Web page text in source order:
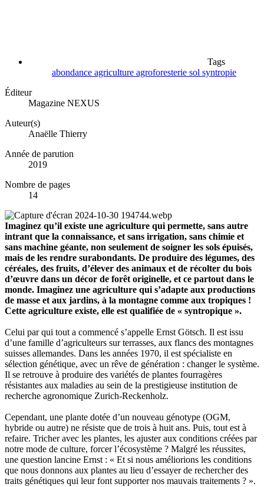
Tags
abondance agriculture agroforesterie sol syntropie
Éditeur
Magazine NEXUS
Auteur(s)
Anaëlle Thierry
Année de parution
2019
Nombre de pages
14
Imaginez qu’il existe une agriculture qui permette, sans autre
intrant que la connaissance, et sans irrigation, sans chimie et
sans machine géante, non seulement de soigner les sols épuisés,
mais de les rendre surabondants. De produire des légumes, des
céréales, des fruits, d’élever des animaux et de récolter du bois
d’œuvre dans un décor de forêt originelle, et ce partout dans le
monde. Imaginez une agriculture qui s’adapte aux productions
de masse et aux jardins, à la montagne comme aux tropiques !
Cette agriculture existe, elle est qualifiée de « syntropique ».
Celui par qui tout a commencé s’appelle Ernst Götsch. Il est issu
d’une famille d’agriculteurs sur terrasses, aux flancs des montagnes
suisses allemandes. Dans les années 1970, il est spécialiste en
sélection génétique, avec un rêve de génération : changer le système.
Il se retrouve à produire des variétés de plantes fourragères
résistantes aux maladies au sein de la prestigieuse institution de
recherche agronomique Zurich-Reckenholz.
Cependant, une plante dotée d’un nouveau génotype (OGM,
hybride ou autre) ne résiste que de trois à huit ans. Puis, tout est à
refaire. Tricher avec les plantes, les ajuster aux conditions créées par
notre mode de culture, forcer l’écosystème ? Malgré les réussites,
une question lancine Ernst : « Et si nous améliorions les conditions
que nous donnons aux plantes au lieu d’essayer de rechercher des
traits génétiques qui leur font supporter nos mauvais traitements ? ».